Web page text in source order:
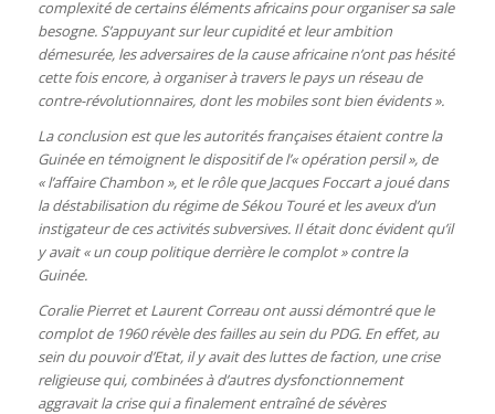
complexité de certains éléments africains pour organiser sa sale
besogne. S’appuyant sur leur cupidité et leur ambition
démesurée, les adversaires de la cause africaine n’ont pas hésité
cette fois encore, à organiser à travers le pays un réseau de
contre-révolutionnaires, dont les mobiles sont bien évidents ».
La conclusion est que les autorités françaises étaient contre la
Guinée en témoignent le dispositif de l’« opération persil », de
« l’affaire Chambon », et le rôle que Jacques Foccart a joué dans
la déstabilisation du régime de Sékou Touré et les aveux d’un
instigateur de ces activités subversives. Il était donc évident qu’il
y avait « un coup politique derrière le complot » contre la
Guinée.
Coralie Pierret et Laurent Correau ont aussi démontré que le
complot de 1960 révèle des failles au sein du PDG. En effet, au
sein du pouvoir d’Etat, il y avait des luttes de faction, une crise
religieuse qui, combinées à d’autres dysfonctionnement
aggravait la crise qui a finalement entraîné de sévères